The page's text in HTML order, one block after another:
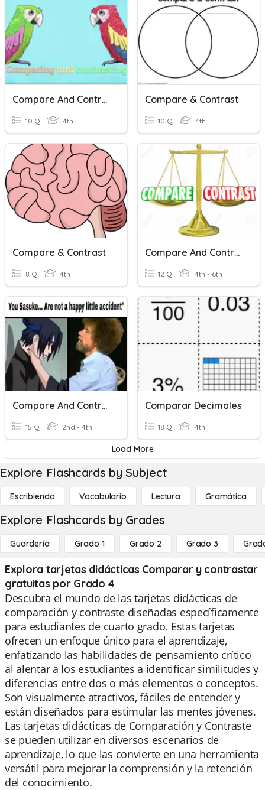
Compare And Contrast
10 Q 4th
Compare & Contrast
10 Q 4th
Compare & Contrast
8 Q 4th
Compare And Contrast
12 Q 4th - 6th
Compare And Contrast
15 Q 2nd - 4th
Comparar Decimales
18 Q 4th
Load More
Explore Flashcards by Subject
Escribiendo Vocabulario Lectura Gramática
Explore Flashcards by Grades
Guardería Grado 1 Grado 2 Grado 3
Explora tarjetas didácticas Comparar y contrastar
gratuitas por Grado 4
Descubra el mundo de las tarjetas didácticas de
comparación y contraste diseñadas específicamente
para estudiantes de cuarto grado. Estas tarjetas
ofrecen un enfoque único para el aprendizaje,
enfatizando las habilidades de pensamiento crítico
al alentar a los estudiantes a identificar similitudes y
diferencias entre dos o más elementos o conceptos.
Son visualmente atractivos, fáciles de entender y
están diseñados para estimular las mentes jóvenes.
Las tarjetas didácticas de Comparación y Contraste
se pueden utilizar en diversos escenarios de
aprendizaje, lo que las convierte en una herramienta
versátil para mejorar la comprensión y la retención
del conocimiento.